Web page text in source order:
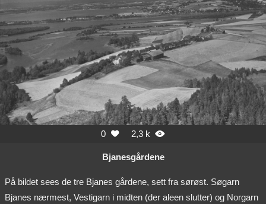
0  2,3 k 
Bjanesgårdene
På bildet sees de tre Bjanes gårdene, sett fra sørøst. Søgarn
Bjanes nærmest, Vestigarn i midten (der aleen slutter) og Norgarn